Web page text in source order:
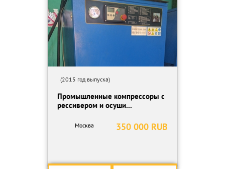
(2015 год выпуска)
Промышленные компрессоры с
рессивером и осуши...
350 000 RUB
Москва